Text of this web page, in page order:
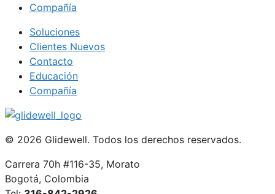
Compañía
Soluciones
Clientes Nuevos
Contacto
Educación
Compañía
© 2026 Glidewell. Todos los derechos reservados.
Carrera 70h #116-35, Morato
Bogotá, Colombia